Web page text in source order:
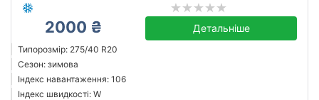
2000 ₴ Детальніше
Типорозмір: 275/40 R20
Сезон: зимова
Індекс навантаження: 106
Індекс швидкості: W
Accelera
Barum
BFGoodrich
Bridgestone